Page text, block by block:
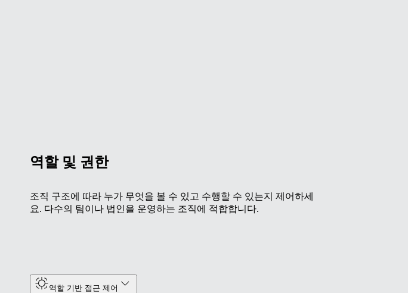
역할 및 권한
조직 구조에 따라 누가 무엇을 볼 수 있고 수행할 수 있는지 제어하세
요. 다수의 팀이나 법인을 운영하는 조직에 적합합니다.
역할 기반 접근 제어